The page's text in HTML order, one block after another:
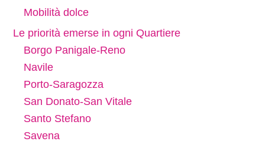
Mobilità dolce
Le priorità emerse in ogni Quartiere
Borgo Panigale-Reno
Navile
Porto-Saragozza
San Donato-San Vitale
Santo Stefano
Savena